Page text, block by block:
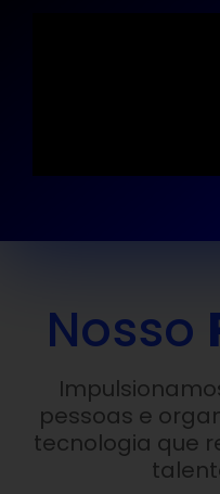
Nosso
pessoas e
tecnologia que